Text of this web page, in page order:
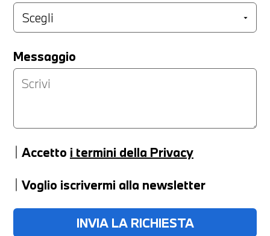
Messaggio
Accetto i termini della Privacy
Voglio iscrivermi alla newsletter